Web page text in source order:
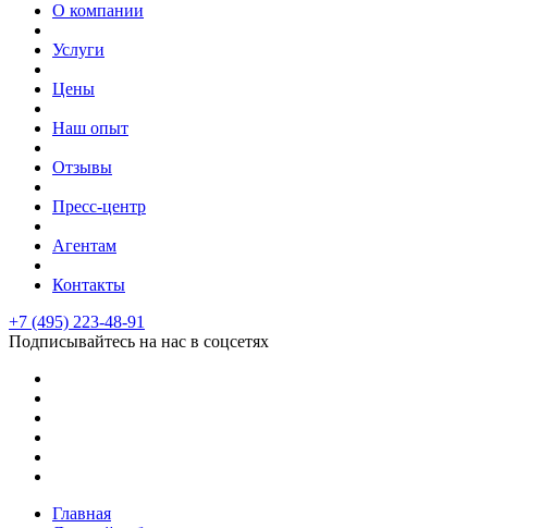
О компании
Услуги
Цены
Наш опыт
Отзывы
Пресс-центр
Агентам
Контакты
+7 (495) 223-48-91
Подписывайтесь на нас в соцсетях
Главная